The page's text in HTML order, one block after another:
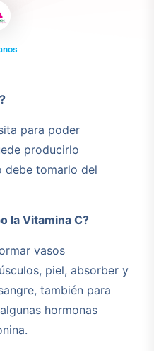
para poder
producirlo
debe tomarlo del
la Vitamina C?
vasos
piel, absorber y
también para
hormonas